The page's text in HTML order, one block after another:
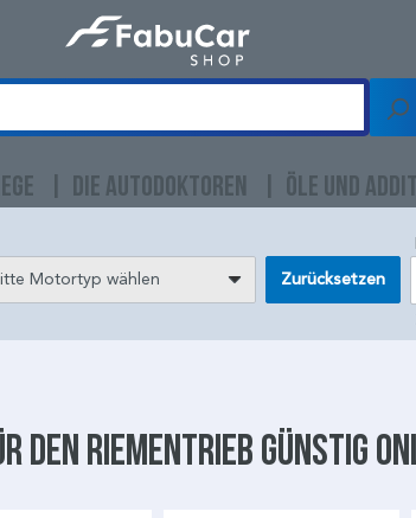
DIE AUTODOKTOREN ÖLE UND
Motortyp wählen Zurücksetzen
den Riementrieb günstig